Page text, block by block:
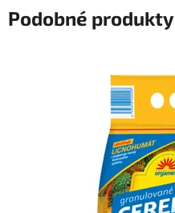
Podobné produkty